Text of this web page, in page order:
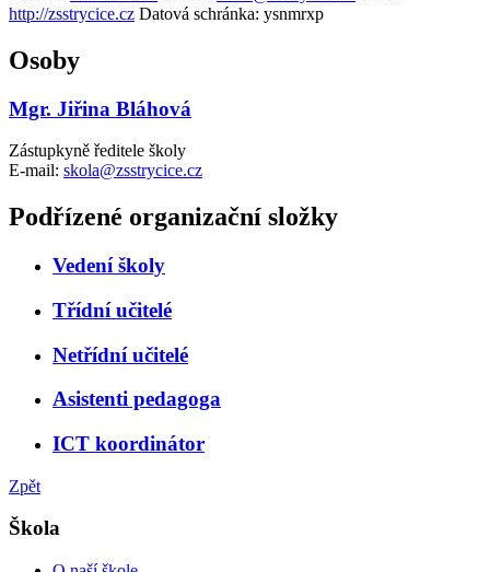
http://zsstrycice.cz Datová schránka: ysnmrxp
Osoby
Mgr. Jiřina Bláhová
Zástupkyně ředitele školy
E-mail: skola@zsstrycice.cz
Podřízené organizační složky
Vedení školy
Třídní učitelé
Netřídní učitelé
Asistenti pedagoga
ICT koordinátor
Zpět
Škola